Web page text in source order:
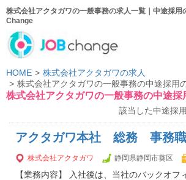
株式会社アクタガワの一般事務の求人一覧｜中途採用
Change
HOME
株式会社アクタガワの求人
株式会社アクタガワの一般事務の中途採用
株式会社アクタガワの一般事務の中途採
該当した中途採
アクタガワ本社 総務 事務職
株式会社アクタガワ 静岡県静岡市葵区
【業務内容】 入社後は、当社のバックオフ